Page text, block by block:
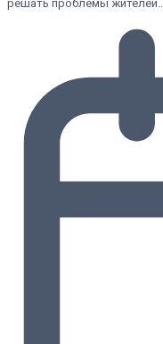
решать проблемы